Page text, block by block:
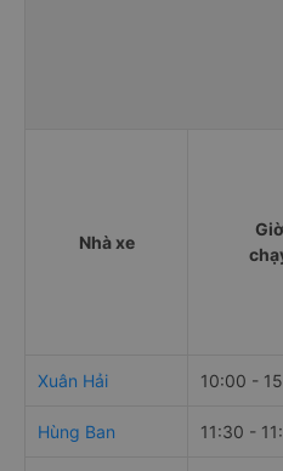
Nhà xe
Giờ
Xuân Hải 10:00 -
Hùng Ban 11:30 -